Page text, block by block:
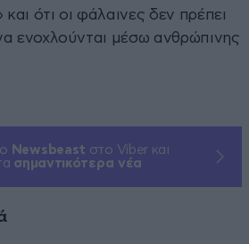
ότι οι φάλαινες δεν πρέπει
ενοχλούνται μέσω ανθρώπινης
Newsbeast στο Viber και
σημαντικότερα νέα